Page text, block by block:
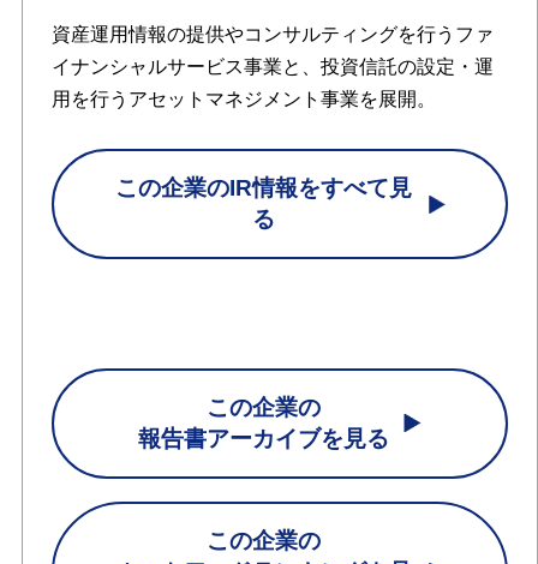
資産運用情報の提供やコンサルティングを行うファ
イナンシャルサービス事業と、投資信託の設定・運
用を行うアセットマネジメント事業を展開。
この企業のIR情報をすべて見
る
この企業の
報告書アーカイブを見る
この企業の